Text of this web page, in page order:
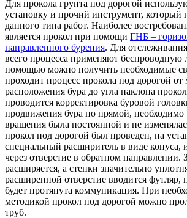
Для прокола грунта под дорогой
установку и прочий инструмент, который
данного типа работ. Наиболее
является прокол при помощи ГНБ –
направленного бурения. Для
всего процесса применяют
помощью можно получить необходимые
проходит процесс прокола под дорогой от
расположения бура до угла наклона
проводится корректировка буровой
продвижения бура по прямой, необходимо
вращения была постоянной и не
прокол под дорогой был проведен, на
специальный расширитель в виде конуса,
через отверстие в обратном направлении.
расширяется, а стенки значительно
расширенной отверстие вводится футляр,
будет протянута коммуникация. При
методикой прокол под дорогой можно
труб.